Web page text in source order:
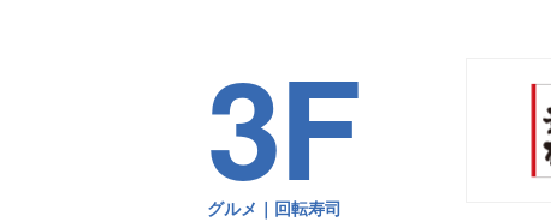
3F
グルメ｜回転寿司